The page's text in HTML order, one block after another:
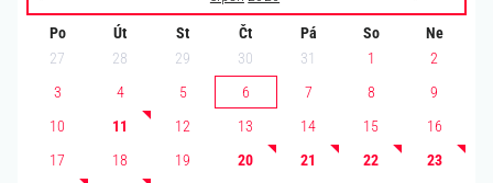
Po Út St Čt Pá So
Ne
27
28 29 30 31 1
2
3
4 5 6 7 8
9
10
11 12 13 14 15
16
17
18 19 20 21 22
23